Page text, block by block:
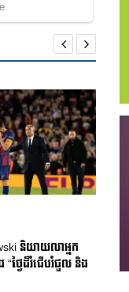
និយាយលាអ្នក
“ថ្ងៃដ៏រំជើបរំជួល និង
ជ